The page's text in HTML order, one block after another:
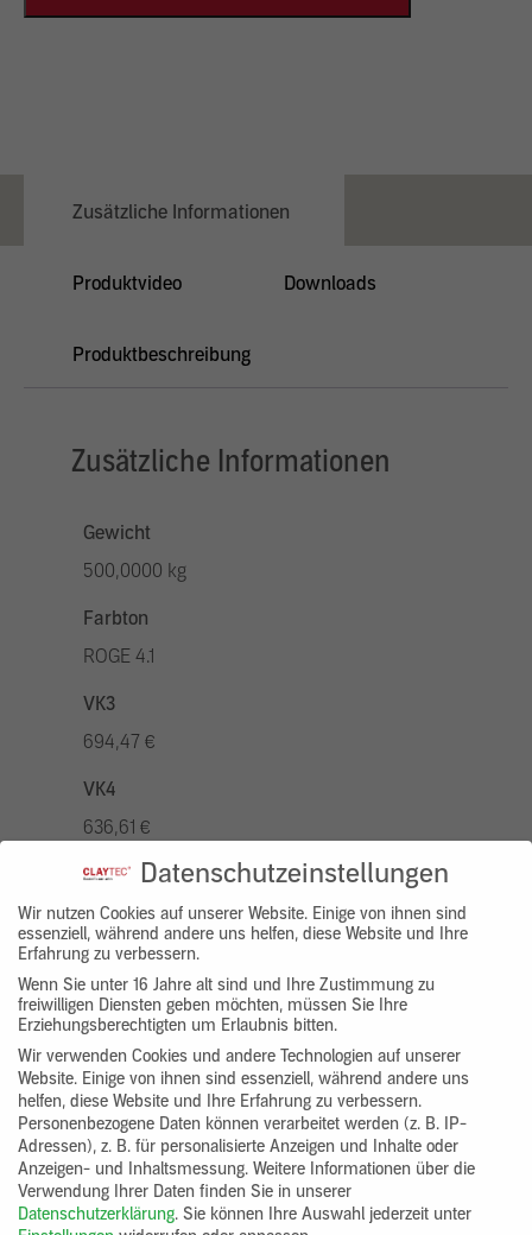
Zusätzliche Informationen
Produktvideo Downloads
Produktbeschreibung
Zusätzliche Informationen
Gewicht
500,0000 kg
Farbton
ROGE 4.1
VK3
694,47 €
VK4
636,61 €
VK5
810,22 €
VK7
578,73 €
Gruppenprodukt
yosima_designputz_bigb
Datenschutzeinstellungen
Wir nutzen Cookies auf unserer Website. Einige von ihnen sind
essenziell, während andere uns helfen, diese Website und Ihre
Erfahrung zu verbessern.
Wenn Sie unter 16 Jahre alt sind und Ihre Zustimmung zu
freiwilligen Diensten geben möchten, müssen Sie Ihre
Erziehungsberechtigten um Erlaubnis bitten.
Wir verwenden Cookies und andere Technologien auf unserer
Website. Einige von ihnen sind essenziell, während andere uns
helfen, diese Website und Ihre Erfahrung zu verbessern.
Personenbezogene Daten können verarbeitet werden (z. B. IP-
Adressen), z. B. für personalisierte Anzeigen und Inhalte oder
Anzeigen- und Inhaltsmessung. Weitere Informationen über die
Verwendung Ihrer Daten finden Sie in unserer
Datenschutzerklärung. Sie können Ihre Auswahl jederzeit unter